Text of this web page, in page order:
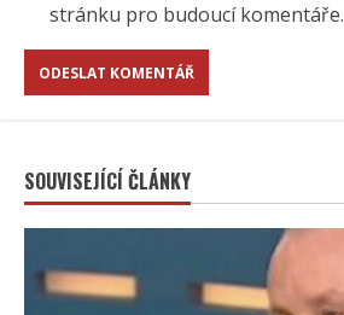
stránku pro budoucí komentáře.
SOUVISEJÍCÍ ČLÁNKY